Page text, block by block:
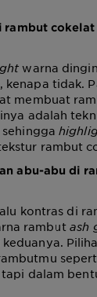
cokelat
warna
tidak.
membuat
adalah
rambut
abu-abu di
kontras di
rambut ash
dalam